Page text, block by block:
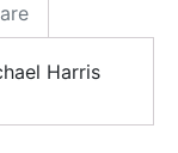
Harris